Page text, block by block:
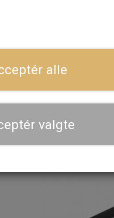
ofte samme dag
på varen - vi
alle
valgte